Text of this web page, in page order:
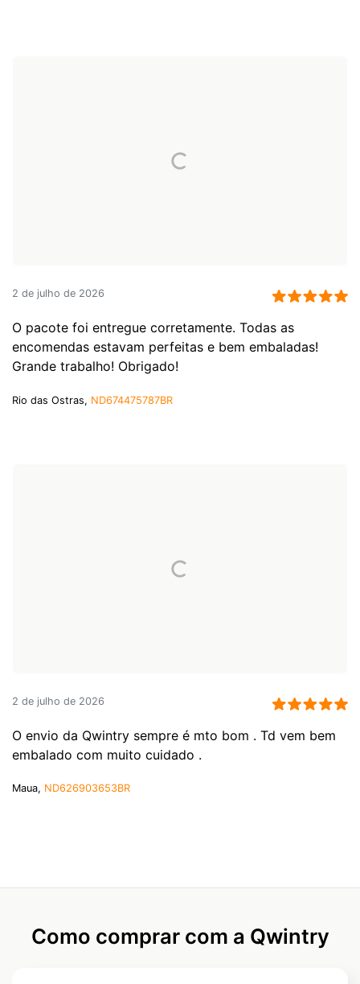
2 de julho de 2026
O pacote foi entregue corretamente. Todas as
encomendas estavam perfeitas e bem embaladas!
Grande trabalho! Obrigado!
Rio das Ostras, ND674475787BR
2 de julho de 2026
O envio da Qwintry sempre é mto bom . Td vem bem
embalado com muito cuidado .
Maua, ND626903653BR
Como comprar com a Qwintry